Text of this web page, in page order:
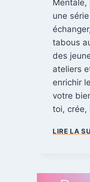
Mentale,
une
tabous
des
ateliers
enrichir
votre
toi,
LIRE LA